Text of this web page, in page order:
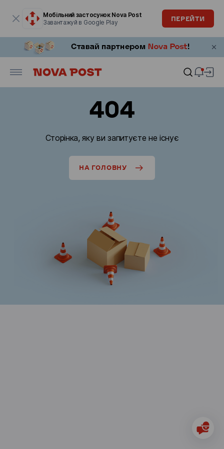
Мобільний застосунок Nova Post
Завантажуй в Google Play
ПЕРЕЙТИ
404
Сторінка, яку ви запитуєте не існує
НА ГОЛОВНУ